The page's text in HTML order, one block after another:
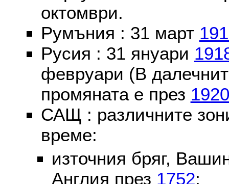
октомври.
Румъния : 31 март
Русия : 31 януари
февруари (В
промяната е през 1920
САЩ : различните
време:
източния бряг,
Англия през 1752;